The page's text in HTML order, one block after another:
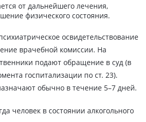
от дальнейшего лечения,
физического состояния.
освидетельствование
врачебной комиссии. На
подают обращение в суд (в
госпитализации по ст. 23).
обычно в течение 5–7 дней.
человек в состоянии алкогольного